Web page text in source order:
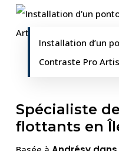
Installation d’un
Contraste Pro
Spécialiste
flottants en